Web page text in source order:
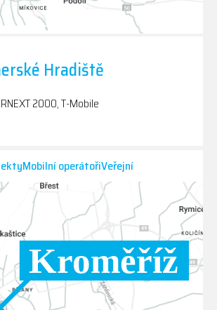
Hradiště
2000, T-Mobile
operátořiVeřejní